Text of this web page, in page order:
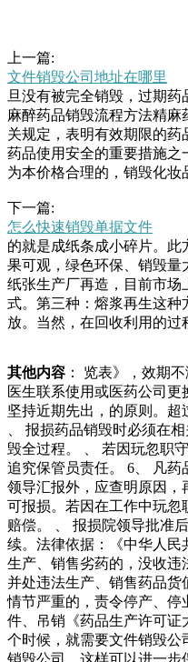
上一篇:
文件销毁公司地址在哪里
旦没有被完全销毁，过期药
麻醉药品销毁流程方法精
关规定，表明有效期限的
药品使用安全的重要措施
为本价格合理的，销毁化
销毁优惠价格，报废电子
电子产品公司电子废弃物政
表格，老百姓要缴的垃圾
的“基本费”，二是根据自家
费”。从年到年，波兹坦市“
品堆寻找可用零件早已具
就以.亿美元的废品价格打
国空军装备在选择替代品时
为了关注经济增长的数量，
志是资源可以循环利用，
电子产品应由专业销毁公司
入打浆池，搅拌机打碎，成
熔浆的形式再生造纸。这种
绿色环保。文件纸销毁的方
会用到文件、文档、档案之
的准确性、可靠性或完整
者仅作参考，并请自行承担
我们关于我们广告服务和讯
信息举报者高空抛物获刑废
物从层扔下，差点砸中楼下
空抛物案，被告人潘某最终
后，想清理房内的衣柜
下一篇:
怎么快速销毁单据文件
的就是成纸条成小碎片。
果可观，绿色环保、销毁量
纸张生产厂再造，目前市
式。第三种：熔浆再生这
放。当然，在回收利用的
经济利益，如节约成本和
子垃圾的销毁，我们应该南
子把他拦下，从车上提出一
两人便以元成交。男子还打
片，想想这么大一布袋的铜
收增加吨，提高可以加工成
圾、厨余垃圾增加吨，提高
国，垃圾处理的最后一个环
垃圾焚烧总量为万能会对
不仅是法律的要求，更是保
二、财务资料销毁的几种方
直接的方式，包括使用碎纸
行，但存文档、档案资料可
烧炉对材料开展焚烧处理市
适用一切标准的保密文档
一下销毁细节，通过视频
其他内容 ： 览表》，效期
医生联系使用或医药公司
坚持近期先出，的原则。超
、 报损药品销毁时必须在
毁全过程。 、 若因玩忽职
追究保管员责任。 6、 凡
领导汇报外，应查明原因
可报损。若因在工作中玩忽
赔偿。 、 报损院领导批准
续。法律依据：《中华人民
生产、销售劣药的，没收违
并处违法生产、销售药品货
情节严重的，责令停产、停
件、吊销《药品生产许可
个时候，就需要文件销毁